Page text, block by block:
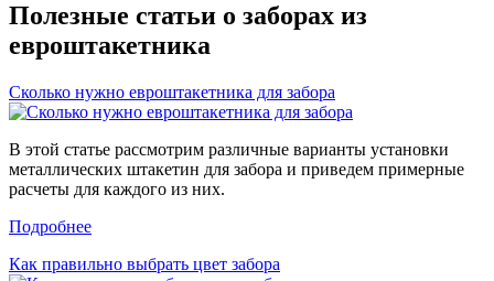
Полезные статьи о заборах из
евроштакетника
Сколько нужно евроштакетника для забора
В этой статье рассмотрим различные варианты установки
металлических штакетин для забора и приведем примерные
расчеты для каждого из них.
Подробнее
Как правильно выбрать цвет забора